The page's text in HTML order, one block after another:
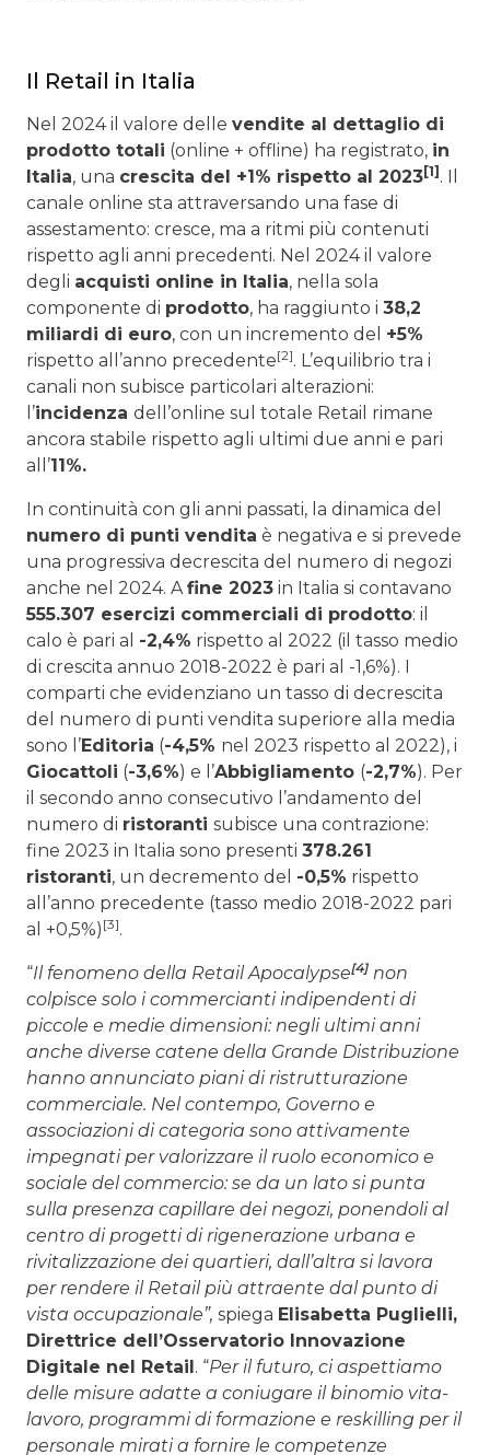
Il Retail in Italia
Nel 2024 il valore delle vendite al dettaglio di
prodotto totali (online + offline) ha registrato, in
Italia, una crescita del +1% rispetto al 2023[1]. Il
canale online sta attraversando una fase di
assestamento: cresce, ma a ritmi più contenuti
rispetto agli anni precedenti. Nel 2024 il valore
degli acquisti online in Italia, nella sola
componente di prodotto, ha raggiunto i 38,2
miliardi di euro, con un incremento del +5%
rispetto all’anno precedente[2]. L’equilibrio tra i
canali non subisce particolari alterazioni:
l’incidenza dell’online sul totale Retail rimane
ancora stabile rispetto agli ultimi due anni e pari
all’11%.
In continuità con gli anni passati, la dinamica del
numero di punti vendita è negativa e si prevede
una progressiva decrescita del numero di negozi
anche nel 2024. A fine 2023 in Italia si contavano
555.307 esercizi commerciali di prodotto: il
calo è pari al -2,4% rispetto al 2022 (il tasso medio
di crescita annuo 2018-2022 è pari al -1,6%). I
comparti che evidenziano un tasso di decrescita
del numero di punti vendita superiore alla media
sono l’Editoria (-4,5% nel 2023 rispetto al 2022), i
Giocattoli (-3,6%) e l’Abbigliamento (-2,7%). Per
il secondo anno consecutivo l’andamento del
numero di ristoranti subisce una contrazione:
fine 2023 in Italia sono presenti 378.261
ristoranti, un decremento del -0,5% rispetto
all’anno precedente (tasso medio 2018-2022 pari
al +0,5%) [3].
“Il fenomeno della Retail Apocalypse[4] non
colpisce solo i commercianti indipendenti di
piccole e medie dimensioni: negli ultimi anni
anche diverse catene della Grande Distribuzione
hanno annunciato piani di ristrutturazione
commerciale. Nel contempo, Governo e
associazioni di categoria sono attivamente
impegnati per valorizzare il ruolo economico e
sociale del commercio: se da un lato si punta
sulla presenza capillare dei negozi, ponendoli al
centro di progetti di rigenerazione urbana e
rivitalizzazione dei quartieri, dall’altra si lavora
per rendere il Retail più attraente dal punto di
vista occupazionale”, spiega Elisabetta Puglielli,
Direttrice dell’Osservatorio Innovazione
Digitale nel Retail. “Per il futuro, ci aspettiamo
delle misure adatte a coniugare il binomio vita-
lavoro, programmi di formazione e reskilling per il
personale mirati a fornire le competenze